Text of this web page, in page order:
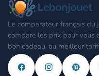
Le comparateur français du
compare les prix pour vous
bon cadeau, au meilleur